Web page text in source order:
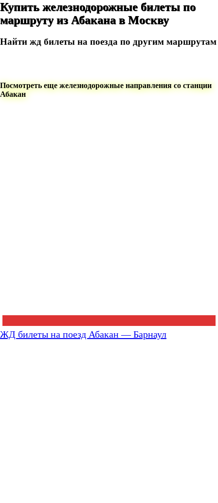
Купить железнодорожные билеты по
маршруту из Абакана в Москву
Найти жд билеты на поезда по другим маршрутам
Посмотреть еще железнодорожные направления со станции
Абакан
ЖД билеты на поезд Абакан — Барнаул